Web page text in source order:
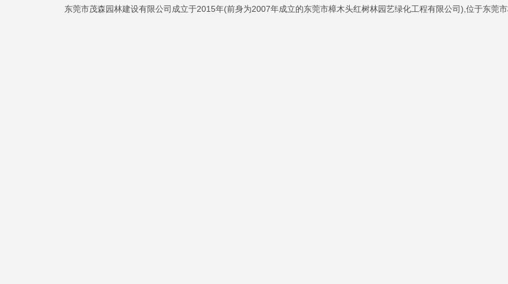
东莞市茂森园林建设有限公司成立于2015年(前身为2007年成立的东莞市樟木头红树林园艺绿化工程有限公司),位于东莞